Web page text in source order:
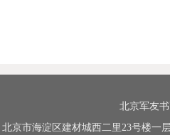
北京军友
京市海淀区建材城西二里23号楼一